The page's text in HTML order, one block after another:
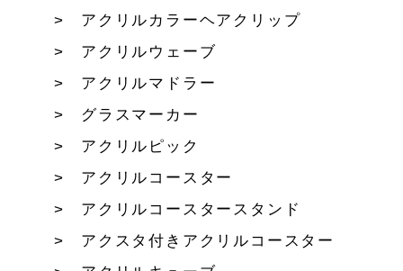
アクリルカラーヘアクリップ
アクリルウェーブ
アクリルマドラー
グラスマーカー
アクリルピック
アクリルコースター
アクリルコースタースタンド
アクスタ付きアクリルコースター